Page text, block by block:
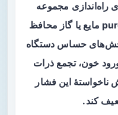
راه‌اندازی مجموعه
باشد. به زبان ساده، سیستم purge مایع یا گاز محافظ
حساس دستگاه
خون، تجمع ذرات
ناخواستهٔ این فشار
کند.